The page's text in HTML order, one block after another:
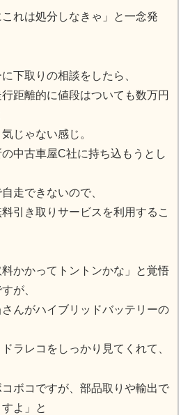
これは処分しなきゃ」と一念発
下取りの相談をしたら、
行距離的に値段はついても数万円
じゃない感じ。
中古車屋C社に持ち込もうとし
走できないので、
引き取りサービスを利用するこ
かかってトントンかな」と覚悟
が、
んがハイブリッドバッテリーの
ラレコをしっかり見てくれて、
コボコですが、部品取りや輸出で
よ」と